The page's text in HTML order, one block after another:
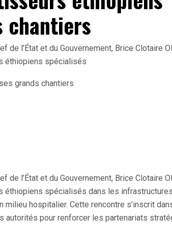
chantiers
de l’État et du Gouvernement, Brice Clotaire
éthiopiens spécialisés
de l’État et du Gouvernement, Brice Clotaire
éthiopiens spécialisés dans les
hospitalier. Cette rencontre s’inscrit
autorités pour renforcer les partenariats